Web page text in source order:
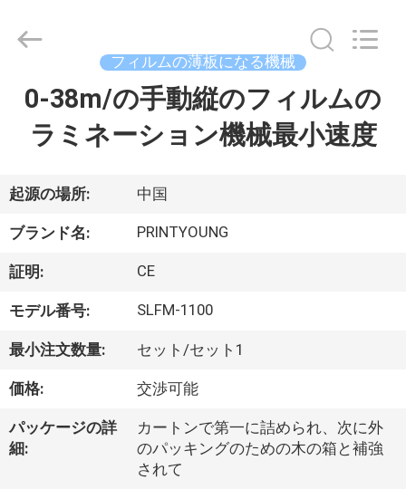
家
ロ
ダ
ク
ト
デ
オ
2015
International
Industry
フィルムの薄板になる機械
0-38m/の手動縦のフィルムの
ラミネーション機械最小速度
起源の場所: 中国
ブランド名: PRINTYOUNG
証明: CE
モデル番号: SLFM-1100
最小注文数量: セット/セット1
価格: 交渉可能
パッケージの詳
細:
カートンで第一に詰められ、次に外
のパッキングのための木の箱と補強
されて